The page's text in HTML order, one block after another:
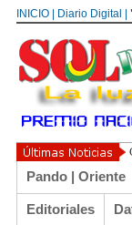
INICIO | Diario Digital |
Pando | Oriente
Editoriales